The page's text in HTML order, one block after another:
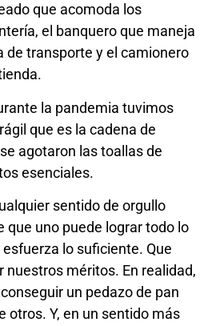
que acomoda los
el banquero que maneja
de transporte y el camionero
la pandemia tuvimos
que es la cadena de
agotaron las toallas de
esenciales.
sentido de orgullo
que uno puede lograr todo lo
lo suficiente. Que
nuestros méritos. En realidad,
un pedazo de pan
otros. Y, en un sentido más